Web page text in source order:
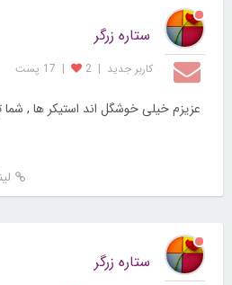
ستاره زرگر
کاربر جديد |
2
| 17 پست
عزیزم خیلی خوشگل اند استیکر ها ,
ستاره زرگر